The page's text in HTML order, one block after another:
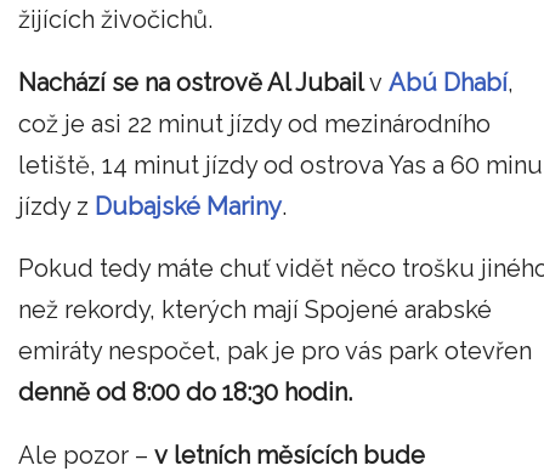
žijících živočichů.
Nachází se na ostrově Al Jubailv Abú Dhabí,
což je asi 22 minut jízdy od mezinárodního
letiště, 14 minut jízdy od ostrova Yas a 60
jízdy z Dubajské Mariny.
Pokud tedy máte chuť vidět něco trošku
než rekordy, kterých mají Spojené arabské
emiráty nespočet, pak je pro vás park otevřen
denně od 8:00 do 18:30 hodin.
Ale pozor – v letních měsících bude